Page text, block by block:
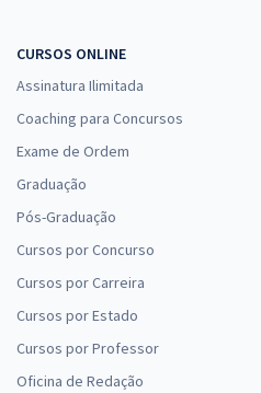
CURSOS ONLINE
Assinatura Ilimitada
Coaching para Concursos
Exame de Ordem
Graduação
Pós-Graduação
Cursos por Concurso
Cursos por Carreira
Cursos por Estado
Cursos por Professor
Oficina de Redação